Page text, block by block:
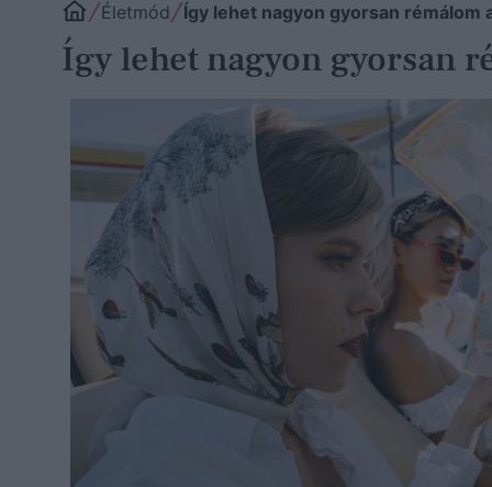
Életmód Így lehet nagyon gyorsan rémálom
Így lehet nagyon gyorsan